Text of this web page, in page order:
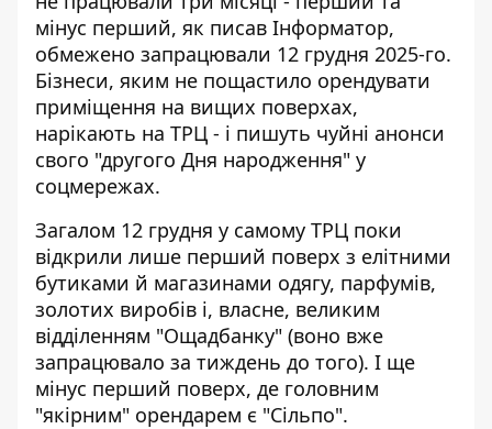
мінус перший, як писав Інформатор,
обмежено запрацювали 12 грудня 2025-го.
Бізнеси, яким не пощастило орендувати
приміщення на вищих поверхах,
нарікають на ТРЦ - і пишуть чуйні анонси
свого "другого Дня народження" у
соцмережах.
Загалом 12 грудня у самому ТРЦ поки
відкрили лише перший поверх з елітними
бутиками й магазинами одягу, парфумів,
золотих виробів і, власне, великим
відділенням "Ощадбанку" (воно вже
запрацювало за тиждень до того). І ще
мінус перший поверх, де головним
"якірним" орендарем є "Сільпо".